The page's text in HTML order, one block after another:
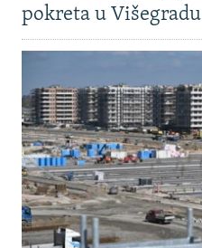
pokreta u Višegradu